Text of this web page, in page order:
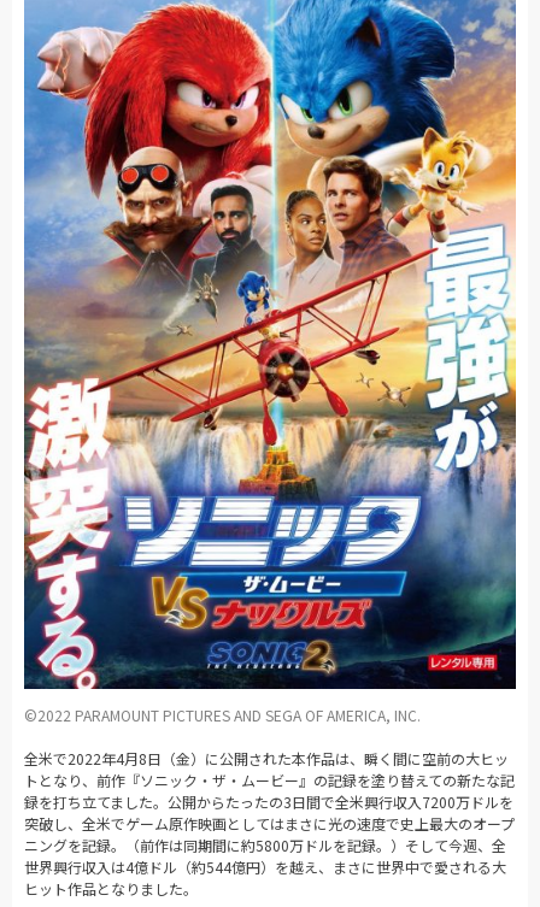
©2022 PARAMOUNT PICTURES AND SEGA OF AMERICA, INC.
全米で2022年4月8日（金）に公開された本作品は、瞬く間に空前の大ヒッ
トとなり、前作『ソニック・ザ・ムービー』の記録を塗り替えての新たな記
録を打ち立てました。公開からたったの3日間で全米興行収入7200万ドルを
突破し、全米でゲーム原作映画としてはまさに光の速度で史上最大のオープ
ニングを記録。（前作は同期間に約5800万ドルを記録。）そして今週、全
世界興行収入は4億ドル（約544億円）を越え、まさに世界中で愛される大
ヒット作品となりました。